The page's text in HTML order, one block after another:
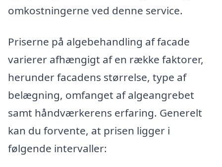
omkostningerne ved denne service.
Priserne på algebehandling af facade
varierer afhængigt af en række faktorer,
herunder facadens størrelse, type af
belægning, omfanget af algeangrebet
samt håndværkerens erfaring. Generelt
kan du forvente, at prisen ligger i
følgende intervaller: